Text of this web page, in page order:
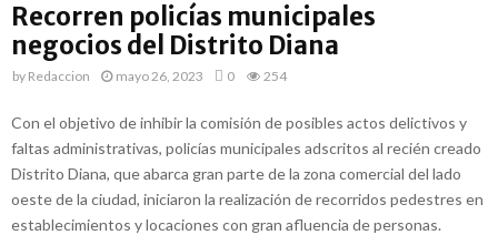
Recorren policías municipales
negocios del Distrito Diana
by Redaccion mayo 26, 2023 0 254
Con el objetivo de inhibir la comisión de posibles actos delictivos y
faltas administrativas, policías municipales adscritos al recién creado
Distrito Diana, que abarca gran parte de la zona comercial del lado
oeste de la ciudad, iniciaron la realización de recorridos pedestres en
establecimientos y locaciones con gran afluencia de personas.